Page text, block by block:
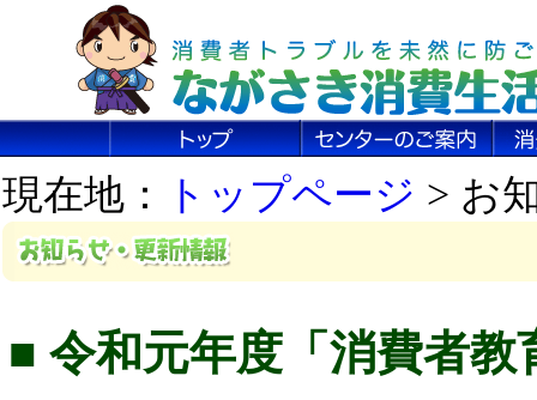
現在地： トップページ > お
■ 令和元年度「消費者